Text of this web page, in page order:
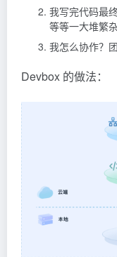
我写完代码最
等等一大堆繁杂
我怎么协作？
Devbox 的做法：